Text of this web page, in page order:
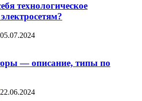
технологическое
05.07.2024
— описание, типы по
22.06.2024